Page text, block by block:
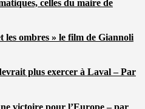
celles du maire de
les ombres » le film de Giannoli
plus exercer à Laval – Par
victoire pour l’Europe – par